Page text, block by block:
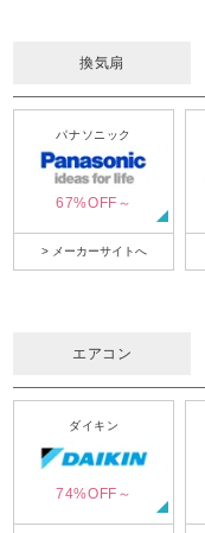
換気扇
パナソニック
67%OFF～
> メーカーサイトへ
エアコン
ダイキン
74%OFF～